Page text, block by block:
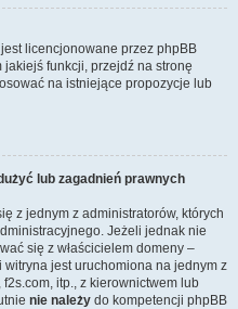
licencjonowane przez phpBB
funkcji, przejdź na stronę
na istniejące propozycje lub
lub zagadnień prawnych
z jednym z administratorów, których
Jeżeli jednak nie
się z właścicielem domeny –
jest uruchomiona na jednym z
itp., z kierownictwem lub
nie należy do kompetencji phpBB